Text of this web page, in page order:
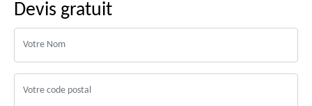
Devis gratuit